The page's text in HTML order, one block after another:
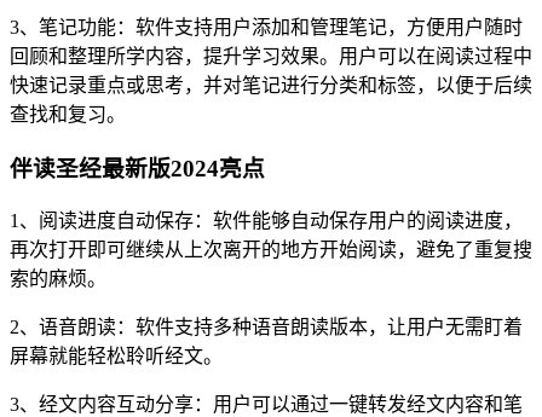
3、笔记功能：软件支持用户添加和管理笔记，方便用户随时
回顾和整理所学内容，提升学习效果。用户可以在阅读过程中
快速记录重点或思考，并对笔记进行分类和标签，以便于后续
查找和复习。
伴读圣经最新版2024亮点
1、阅读进度自动保存：软件能够自动保存用户的阅读进度，
再次打开即可继续从上次离开的地方开始阅读，避免了重复搜
索的麻烦。
2、语音朗读：软件支持多种语音朗读版本，让用户无需盯着
屏幕就能轻松聆听经文。
3、经文内容互动分享：用户可以通过一键转发经文内容和笔